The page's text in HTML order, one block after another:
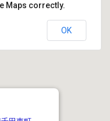
Maps correctly.
OK